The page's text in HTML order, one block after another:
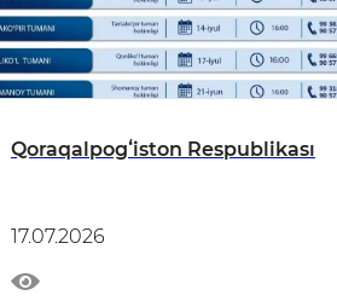
Qoraqalpogʻiston Respublikası
17.07.2026